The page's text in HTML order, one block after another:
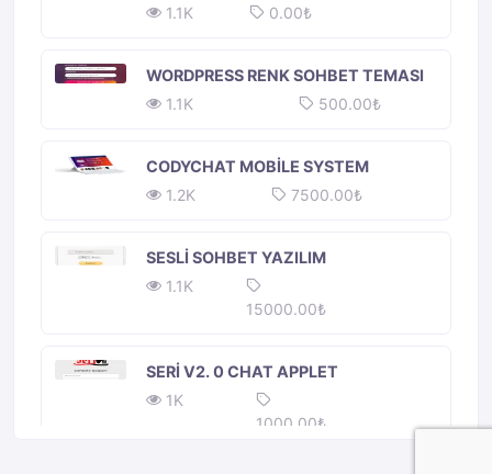
1.1K
0.00₺
WORDPRESS RENK SOHBET TEMASI
1.1K
500.00₺
CODYCHAT MOBILE SYSTEM
1.2K
7500.00₺
SESLI SOHBET YAZILIM
1.1K
15000.00₺
SERI V2. 0 CHAT APPLET
1K
1000.00₺